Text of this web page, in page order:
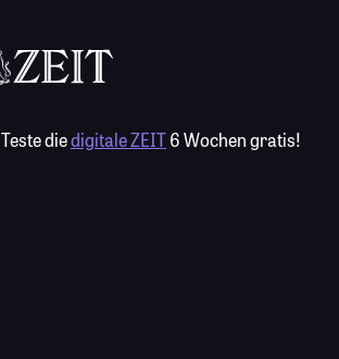
Teste diedigitale ZEIT6 Wochen gratis!